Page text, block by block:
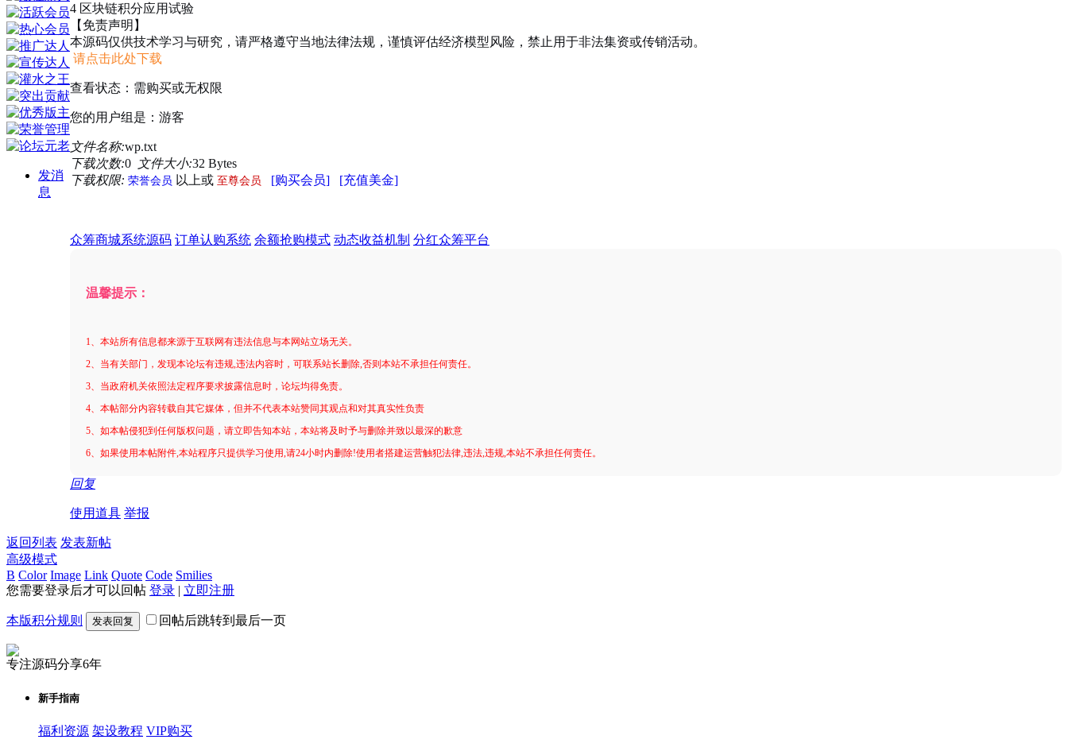
发消
息
4 区块链积分应用试验
【免责声明】
本源码仅供技术学习与研究，请严格遵守当地法律法规，谨慎评估经济模型风险，禁止用于非法集资或传销活动。
请点击此处下载
查看状态：需购买或无权限
您的用户组是：游客
文件名称:wp.txt
下载次数:0 文件大小:32 Bytes
下载权限: 荣誉会员 以上或 至尊会员 [购买会员] [充值美金]
众筹商城系统源码 订单认购系统 余额抢购模式 动态收益机制 分红众筹平台
温馨提示：
1、本站所有信息都来源于互联网有违法信息与本网站立场无关。
2、当有关部门，发现本论坛有违规,违法内容时，可联系站长删除,否则本站不承担任何责任。
3、当政府机关依照法定程序要求披露信息时，论坛均得免责。
4、本帖部分内容转载自其它媒体，但并不代表本站赞同其观点和对其真实性负责
5、如本帖侵犯到任何版权问题，请立即告知本站，本站将及时予与删除并致以最深的歉意
6、如果使用本帖附件,本站程序只提供学习使用,请24小时内删除!使用者搭建运营触犯法律,违法,违规,本站不承担任何责任。
回复
使用道具 举报
返回列表 发表新帖
高级模式
B Color Image Link Quote Code Smilies
您需要登录后才可以回帖 登录 | 立即注册
本版积分规则 发表回复 回帖后跳转到最后一页
专注源码分享6年
新手指南
福利资源 架设教程 VIP购买